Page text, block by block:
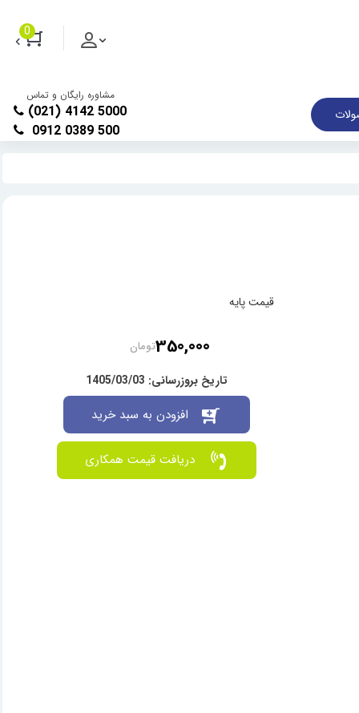
0
مشاوره رایگان و تماس
(021) 4142 5000
0912 0389 500
قیمت پایه
350,000تومان
تاریخ بروزرسانی: 1405/03/03
افزودن به سبد خرید
دریافت قیمت همکاری